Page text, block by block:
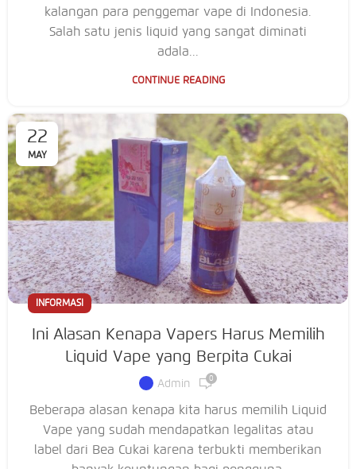
kalangan para penggemar vape di Indonesia.
Salah satu jenis liquid yang sangat diminati
adala...
CONTINUE READING
22
MAY
INFORMASI
Ini Alasan Kenapa Vapers Harus Memilih
Liquid Vape yang Berpita Cukai
Admin 0
Beberapa alasan kenapa kita harus memilih Liquid
Vape yang sudah mendapatkan legalitas atau
label dari Bea Cukai karena terbukti memberikan